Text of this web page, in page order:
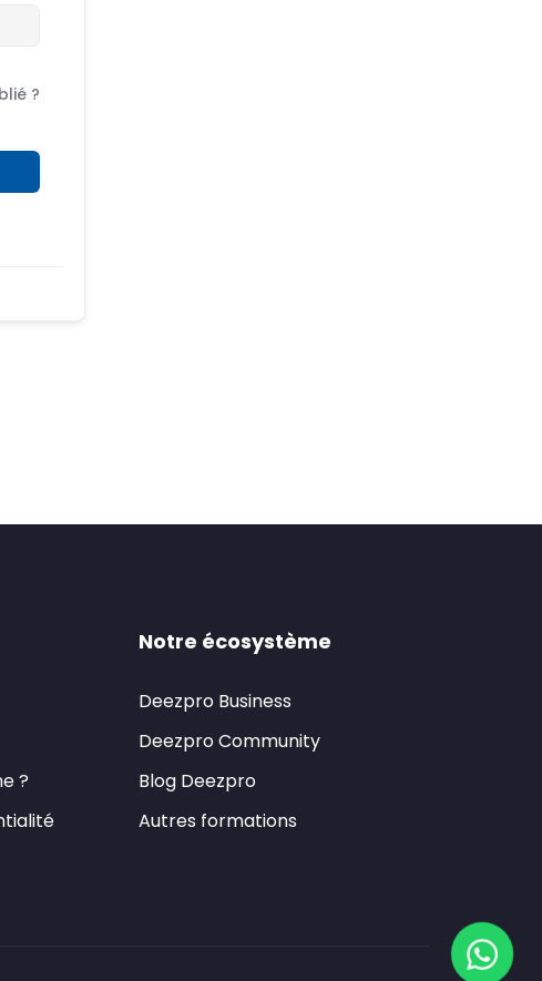
?
?
Notre écosystème
Deezpro Business
Deezpro Community
Blog Deezpro
Autres formations